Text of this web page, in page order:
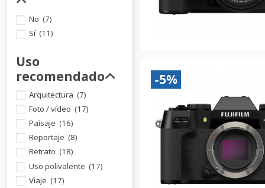
-5%
No (7)
Sí (11)
Uso
recomendado
Arquitectura (7)
Foto / vídeo (17)
Paisaje (16)
Reportaje (8)
Retrato (18)
Uso polivalente (17)
Viaje (17)